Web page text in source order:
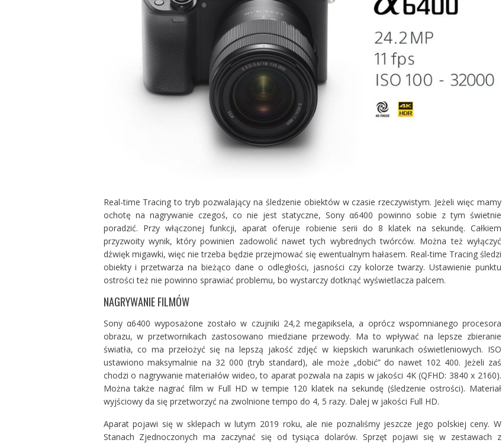
Real-time Tracing to tryb pozwalający na śledzenie obiektów w czasie rzeczywistym. Jeżeli więc mamy
ochotę na nagrywanie czegoś, co nie jest statyczne, Sony α6400 powinno sobie z tym świetnie
poradzić. Przy włączonej funkcji, aparat oferuje robienie serii do 8 klatek na sekundę. Całkiem
przyzwoity wynik, który powinien zadowolić nawet tych wybrednych twórców. Można też wyłączyć
dźwięk migawki, więc nie trzeba będzie przejmować się ewentualnym hałasem. Real-time Tracing śledzi
obiekty i przetwarza na bieżąco dane o odległości, jasności czy kolorze twarzy. Ustawienie punktu
ostrości też nie powinno sprawiać problemu, bo wystarczy dotknąć wyświetlacza palcem.
NAGRYWANIE FILMÓW
Sony α6400 wyposażone zostało w czujniki 24,2 megapiksela, a oprócz wspomnianego procesora
obrazu, w przetwornikach zastosowano miedziane przewody. Ma to wpływać na lepsze zbieranie
światła, co ma przełożyć się na lepszą jakość zdjęć w kiepskich warunkach oświetleniowych. ISO
ustawiono maksymalnie na 32 000 (tryb standard), ale może „dobić” do nawet 102 400. Jeżeli zaś
chodzi o nagrywanie materiałów wideo, to aparat pozwala na zapis w jakości 4K (QFHD: 3840 x 2160).
Można także nagrać film w Full HD w tempie 120 klatek na sekundę (śledzenie ostrości). Materiał
wyjściowy da się przetworzyć na zwolnione tempo do 4, 5 razy. Dalej w jakości Full HD.
Aparat pojawi się w sklepach w lutym 2019 roku, ale nie poznaliśmy jeszcze jego polskiej ceny. W
Stanach Zjednoczonych ma zaczynać się od tysiąca dolarów. Sprzęt pojawi się w zestawach z